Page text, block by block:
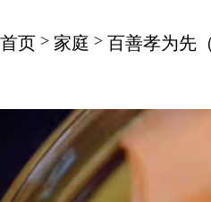
首页 > 家庭 > 百善孝为先